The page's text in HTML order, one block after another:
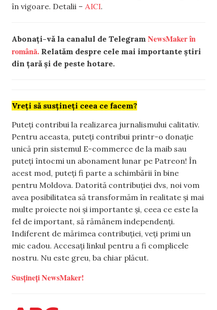
în vigoare. Detalii – AICI.
Abonați-vă la canalul de Telegram NewsMaker în
română. Relatăm despre cele mai importante știri
din țară și de peste hotare.
Vreți să susțineți ceea ce facem?
Puteți contribui la realizarea jurnalismului calitativ.
Pentru aceasta, puteți contribui printr-o donație
unică prin sistemul E-commerce de la maib sau
puteți întocmi un abonament lunar pe Patreon! În
acest mod, puteți fi parte a schimbării în bine
pentru Moldova. Datorită contribuției dvs, noi vom
avea posibilitatea să transformăm în realitate și mai
multe proiecte noi și importante și, ceea ce este la
fel de important, să rămânem independenți.
Indiferent de mărimea contribuției, veți primi un
mic cadou. Accesați linkul pentru a fi complicele
nostru. Nu este greu, ba chiar plăcut.
Susțineți NewsMaker!